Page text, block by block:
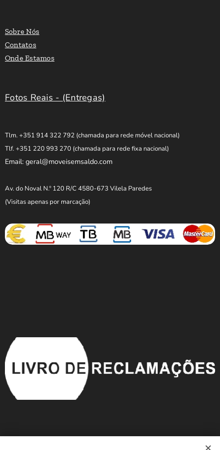
Sobre Nós
Contatos
Onde Estamos
Fotos Reais - (Entregas)
Tlm. +351 914 322 792 (chamada para rede móvel nacional)
Tlf. +351 220 993 270 (chamada para rede fixa nacional)
Email: geral@moveisemsaldo.com
Av. do Noval N.º 120 R/C 4580-673 Vilela Paredes
(Visitas apenas por marcação)